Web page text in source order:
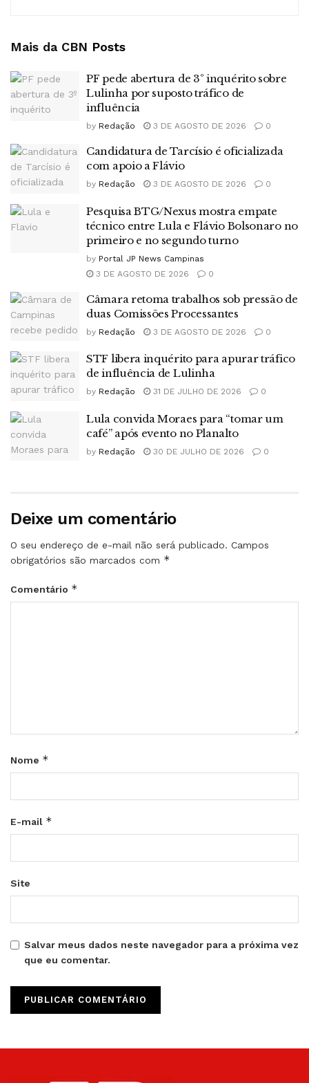
Mais da CBN Posts
PF pede abertura de 3º inquérito sobre
Lulinha por suposto tráfico de
influência
by Redação 3 DE AGOSTO DE 2026 0
Candidatura de Tarcísio é oficializada
com apoio a Flávio
by Redação 3 DE AGOSTO DE 2026 0
Pesquisa BTG/Nexus mostra empate
técnico entre Lula e Flávio Bolsonaro no
primeiro e no segundo turno
by Portal JP News Campinas
3 DE AGOSTO DE 2026
0
Câmara retoma trabalhos sob pressão de
duas Comissões Processantes
by Redação 3 DE AGOSTO DE 2026 0
STF libera inquérito para apurar tráfico
de influência de Lulinha
by Redação 31 DE JULHO DE 2026 0
Lula convida Moraes para “tomar um
café” após evento no Planalto
by Redação 30 DE JULHO DE 2026 0
Deixe um comentário
O seu endereço de e-mail não será publicado. Campos
obrigatórios são marcados com *
Comentário *
Nome *
E-mail *
Site
Salvar meus dados neste navegador para a próxima vez
que eu comentar.